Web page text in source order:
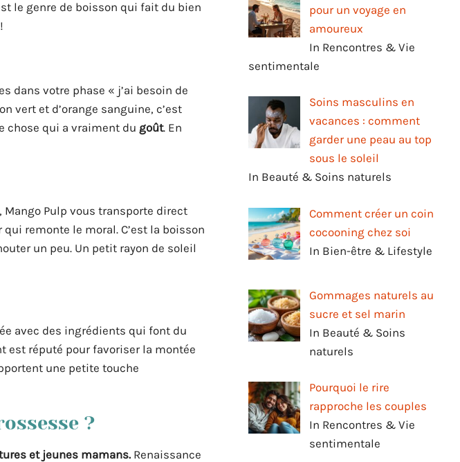
le genre de boisson qui fait du bien
dans votre phase « j’ai besoin de
vert et d’orange sanguine, c’est
chose qui a vraiment du goût. En
Mango Pulp vous transporte direct
remonte le moral. C’est la boisson
un peu. Un petit rayon de soleil
avec des ingrédients qui font du
est réputé pour favoriser la montée
une petite touche
?
et jeunes mamans. Renaissance
pour un voyage en
amoureux
In Rencontres & Vie
sentimentale
Soins masculins en
vacances : comment
garder une peau au top
sous le soleil
In Beauté & Soins naturels
Comment créer un coin
cocooning chez soi
In Bien-être & Lifestyle
Gommages naturels au
sucre et sel marin
In Beauté & Soins
naturels
Pourquoi le rire
rapproche les couples
In Rencontres & Vie
sentimentale